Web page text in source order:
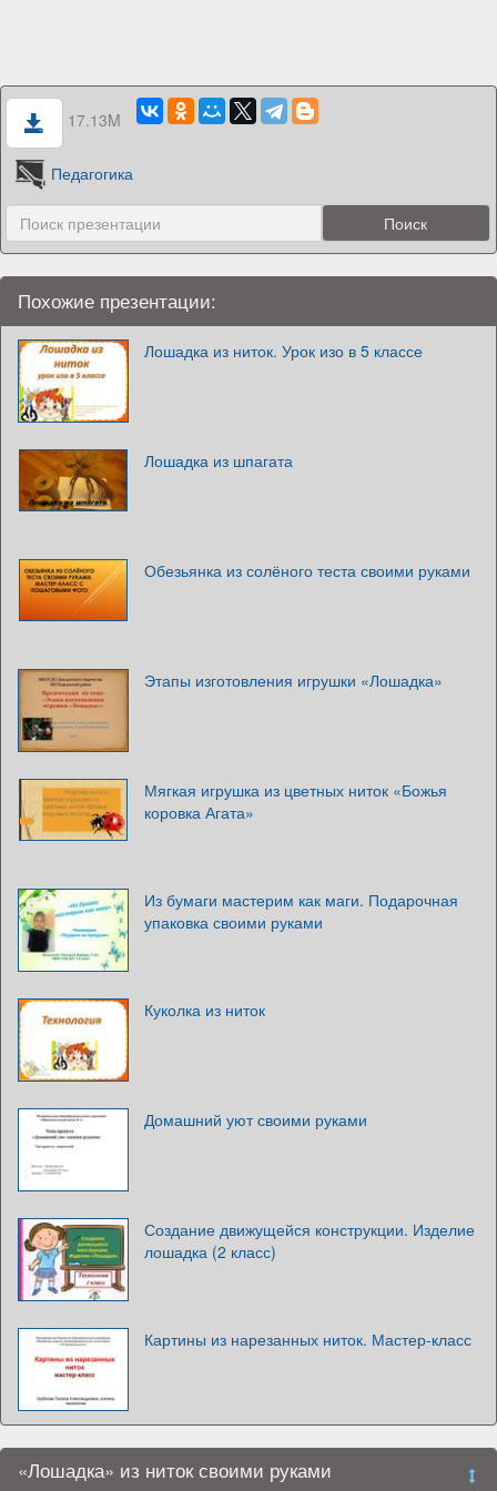
17.13M
Педагогика
Похожие презентации:
Лошадка из ниток. Урок изо в 5 классе
Лошадка из шпагата
Обезьянка из солёного теста своими руками
Этапы изготовления игрушки «Лошадка»
Мягкая игрушка из цветных ниток «Божья
коровка Агата»
Из бумаги мастерим как маги. Подарочная
упаковка своими руками
Куколка из ниток
Домашний уют своими руками
Создание движущейся конструкции. Изделие
лошадка (2 класс)
Картины из нарезанных ниток. Мастер-класс
«Лошадка» из ниток своими руками